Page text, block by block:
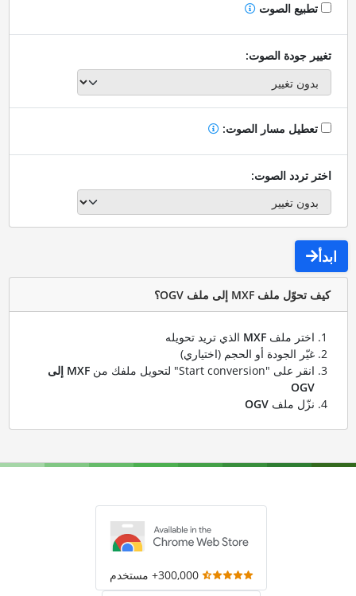
تطبيع الصوت
تغيير جودة الصوت:
تعطيل مسار الصوت:
اختر تردد الصوت:
ابدأ
كيف تحوّل ملف MXF إلى ملف OGV؟
اختر ملف MXFالذي تريد تحويله
غيّر الجودة أو الحجم (اختياري)
انقر على "Start conversion" لتحويل ملفك من
MXF إلى
OGV
نزّل ملف OGV
300,000+ مستخدم